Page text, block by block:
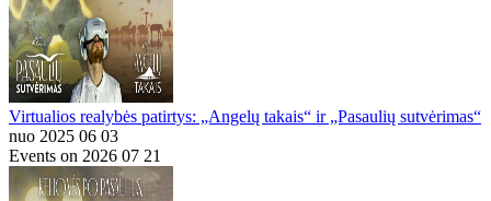
Virtualios realybės patirtys: „Angelų takais“ ir „Pasaulių sutvėrimas“
nuo 2025 06 03
Events on 2026 07 21